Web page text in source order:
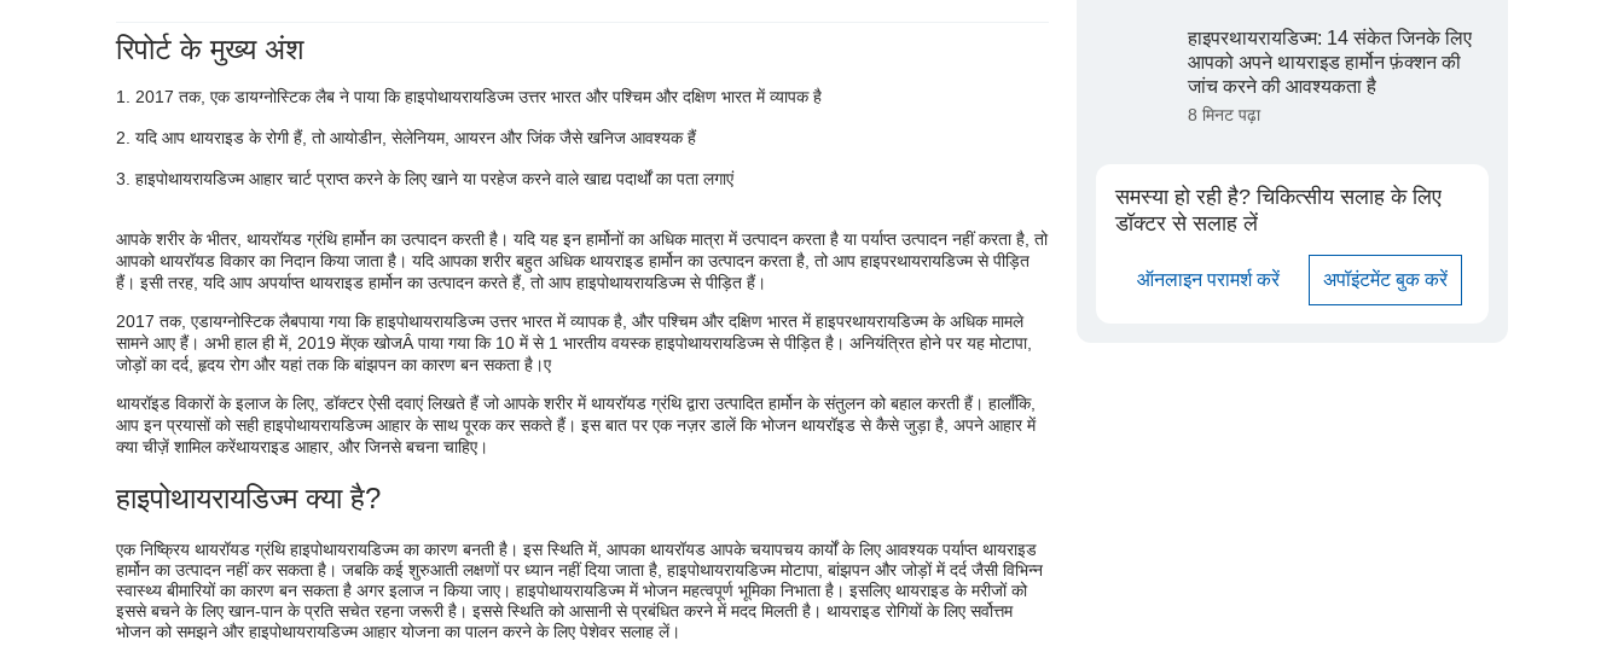
हाइपोथायरायडिज्म क्या है?
हाइपोथायरायडिज्म आहार कैसे प्रभावित करता है?
हाइपोथायरायडिज्म आहार के लिए सर्वोत्तम भोजन
शाकाहारी हाइपोथायरायडिज्म आहार चार्ट
थायराइड के रोगी को किन खाद्य पदार्थों से बचना चाहिए
रिपोर्ट के मुख्य अंश
2017 तक, एक डायग्नोस्टिक लैब ने पाया कि हाइपोथायरायडिज्म उत्तर भारत और पश्चिम और दक्षिण भारत में व्यापक है
यदि आप थायराइड के रोगी हैं, तो आयोडीन, सेलेनियम, आयरन और जिंक जैसे खनिज आवश्यक हैं
हाइपोथायरायडिज्म आहार चार्ट प्राप्त करने के लिए खाने या परहेज करने वाले खाद्य पदार्थों का पता लगाएं
आपके शरीर के भीतर, थायरॉयड ग्रंथि हार्मोन का उत्पादन करती है। यदि यह इन हार्मोनों का अधिक मात्रा में उत्पादन करता है या पर्याप्त उत्पादन नहीं करता है, तो
आपको थायरॉयड विकार का निदान किया जाता है। यदि आपका शरीर बहुत अधिक थायराइड हार्मोन का उत्पादन करता है, तो आप हाइपरथायरायडिज्म से पीड़ित
हैं। इसी तरह, यदि आप अपर्याप्त थायराइड हार्मोन का उत्पादन करते हैं, तो आप हाइपोथायरायडिज्म से पीड़ित हैं।
2017 तक, एडायग्नोस्टिक लैबपाया गया कि हाइपोथायरायडिज्म उत्तर भारत में व्यापक है, और पश्चिम और दक्षिण भारत में हाइपरथायरायडिज्म के अधिक मामले
सामने आए हैं। अभी हाल ही में, 2019 मेंएक खोजÂ पाया गया कि 10 में से 1 भारतीय वयस्क हाइपोथायरायडिज्म से पीड़ित है। अनियंत्रित होने पर यह मोटापा,
जोड़ों का दर्द, हृदय रोग और यहां तक ​​कि बांझपन का कारण बन सकता है।ए
थायरॉइड विकारों के इलाज के लिए, डॉक्टर ऐसी दवाएं लिखते हैं जो आपके शरीर में थायरॉयड ग्रंथि द्वारा उत्पादित हार्मोन के संतुलन को बहाल करती हैं। हालाँकि,
आप इन प्रयासों को सही हाइपोथायरायडिज्म आहार के साथ पूरक कर सकते हैं। इस बात पर एक नज़र डालें कि भोजन थायरॉइड से कैसे जुड़ा है, अपने आहार में
क्या चीज़ें शामिल करेंथायराइड आहार, और जिनसे बचना चाहिए।
हाइपोथायरायडिज्म क्या है?
एक निष्क्रिय थायरॉयड ग्रंथि हाइपोथायरायडिज्म का कारण बनती है। इस स्थिति में, आपका थायरॉयड आपके चयापचय कार्यों के लिए आवश्यक पर्याप्त थायराइड
हार्मोन का उत्पादन नहीं कर सकता है। जबकि कई शुरुआती लक्षणों पर ध्यान नहीं दिया जाता है, हाइपोथायरायडिज्म मोटापा, बांझपन और जोड़ों में दर्द जैसी विभिन्न
स्वास्थ्य बीमारियों का कारण बन सकता है अगर इलाज न किया जाए। हाइपोथायरायडिज्म में भोजन महत्वपूर्ण भूमिका निभाता है। इसलिए थायराइड के मरीजों को
इससे बचने के लिए खान-पान के प्रति सचेत रहना जरूरी है। इससे स्थिति को आसानी से प्रबंधित करने में मदद मिलती है। थायराइड रोगियों के लिए सर्वोत्तम
भोजन को समझने और हाइपोथायरायडिज्म आहार योजना का पालन करने के लिए पेशेवर सलाह लें।
हाइपरथायरायडिज्म: 14 संकेत जिनके लिए
आपको अपने थायराइड हार्मोन फ़ंक्शन की
जांच करने की आवश्यकता है
8 मिनट पढ़ा
समस्या हो रही है? चिकित्सीय सलाह के लिए
डॉक्टर से सलाह लें
ऑनलाइन परामर्श करें अपॉइंटमेंट बुक करें